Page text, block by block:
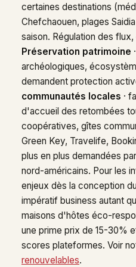
certaines destinations
Chefchaouen, plages
saison. Régulation des
Préservation patrimoine
archéologiques,
demandent protection
communautés locales ·
d'accueil des retombées
coopératives, gîtes
Green Key, Travelife,
plus en plus demandées
nord-américains. Pour les
enjeux dès la conception
impératif business autant
maisons d'hôtes éco-
une prime prix de 15-30%
scores plateformes. Voir
renouvelables.